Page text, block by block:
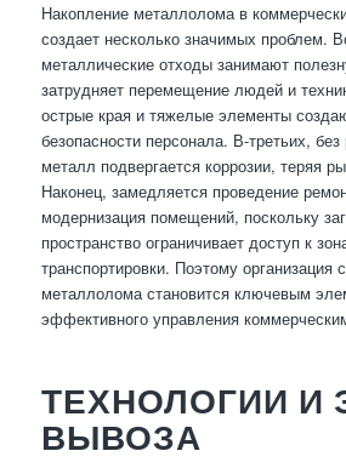
Накопление металлолома в
создает несколько значимых проблем.
металлические отходы занимают
затрудняет перемещение людей и
острые края и тяжелые элементы
безопасности персонала. В-третьих, без
металл подвергается коррозии, теряя
Наконец, замедляется проведение
модернизация помещений, поскольку
пространство ограничивает доступ к
транспортировки. Поэтому организация
металлолома становится ключевым
эффективного управления
ТЕХНОЛОГИИ И
ВЫВОЗА